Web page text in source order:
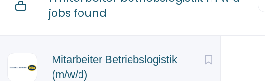
jobs found
Mitarbeiter Betriebslogistik
(m/w/d)